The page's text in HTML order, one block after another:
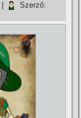
Szerző: